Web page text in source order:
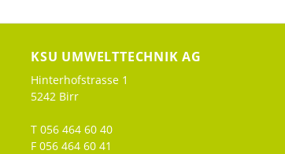
KSU UMWELTTECHNIK AG
Hinterhofstrasse 1
5242 Birr
T 056 464 60 40
F 056 464 60 41